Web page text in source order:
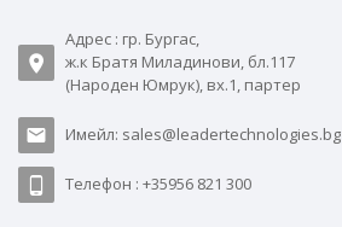
Адрес : гр. Бургас,
ж.к Братя Миладинови, бл.117
(Народен Юмрук), вх.1, партер
Имейл: sales@leadertechnologies.bg
Телефон : +35956 821 300